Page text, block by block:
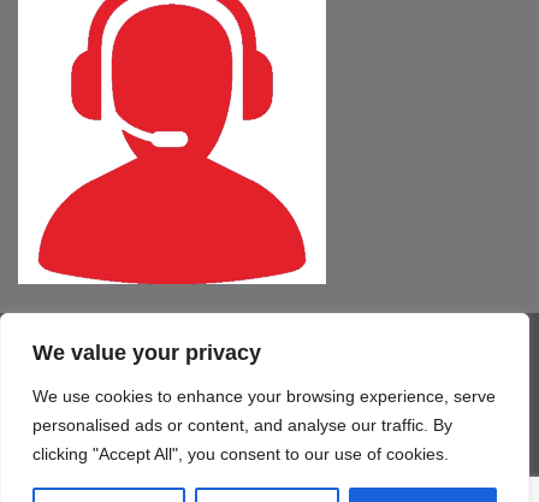
We value your privacy
We use cookies to enhance your browsing experience, serve
personalised ads or content, and analyse our traffic. By
clicking "Accept All", you consent to our use of cookies.
Visa PayPal MasterCard
Delivery
COMPUTER – TABLET – SMARTPHONE SOFTWARE
SERVIZI
Copyright 2026 ©Mono Informatica S.r.l.c.r.